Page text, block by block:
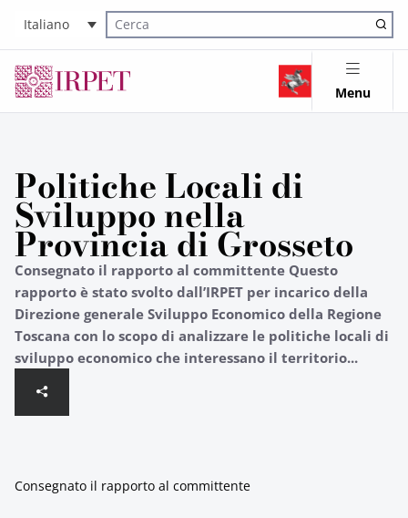
Italiano
Cerca nel sito
Menu
Politiche Locali di
Sviluppo nella
Provincia di Grosseto
Consegnato il rapporto al committente Questo
rapporto è stato svolto dall’IRPET per incarico della
Direzione generale Sviluppo Economico della Regione
Toscana con lo scopo di analizzare le politiche locali di
sviluppo economico che interessano il territorio...
Consegnato il rapporto al committente